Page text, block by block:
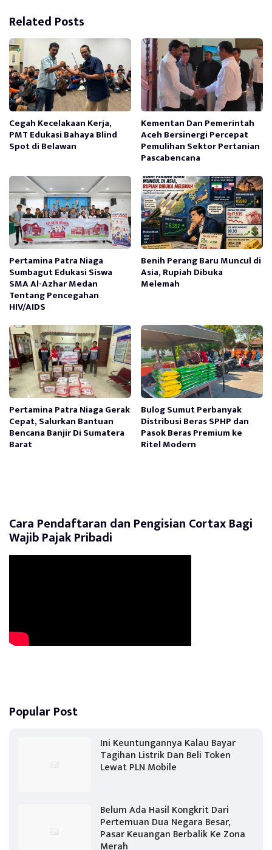
Related Posts
Cegah Kecelakaan Kerja,
PMT Edukasi Bahaya Blind
Spot di Belawan
Kementan Dan Pemerintah
Aceh Bersinergi Percepat
Pemulihan Sektor Pertanian
Pascabencana
Pertamina Patra Niaga
Sumbagut Edukasi Siswa
SMA Al-Azhar Medan
Tentang Pencegahan
HIV/AIDS
Benih Perang Baru Muncul di
Asia, Rupiah Dibuka
Melemah
Pertamina Patra Niaga Gerak
Cepat, Salurkan Bantuan
Bencana Banjir Di Sumatera
Barat
Bulog Sumut Perbanyak
Distribusi Beras SPHP dan
Pasok Beras Premium ke
Ritel Modern
Cara Pendaftaran dan Pengisian Cortax Bagi
Wajib Pajak Pribadi
Popular Post
Ini Keuntungannya Kalau Bayar
Tagihan Listrik Dan Beli Token
Lewat PLN Mobile
Belum Ada Hasil Kongkrit Dari
Pertemuan Dua Negara Besar,
Pasar Keuangan Berbalik Ke Zona
Merah